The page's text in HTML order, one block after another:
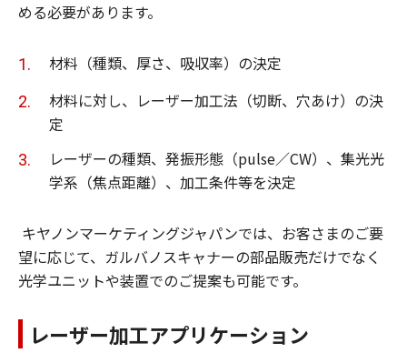
める必要があります。
材料（種類、厚さ、吸収率）の決定
材料に対し、レーザー加工法（切断、穴あけ）の決
定
レーザーの種類、発振形態（pulse／CW）、集光光
学系（焦点距離）、加工条件等を決定
キヤノンマーケティングジャパンでは、お客さまのご要
望に応じて、ガルバノスキャナーの部品販売だけでなく
光学ユニットや装置でのご提案も可能です。
レーザー加工アプリケーション